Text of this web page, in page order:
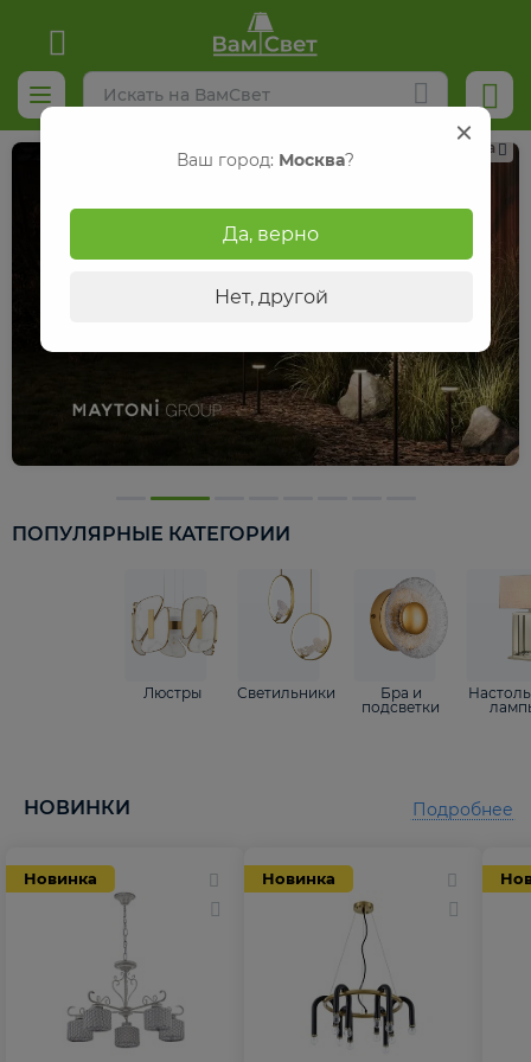
Реклама
ПОПУЛЯРНЫЕ КАТЕГОРИИ
Люстры Светильники
Бра и
подсветки
НОВИНКИ
Новинка Новинка
Подробнее
Ваш город: Москва?
Да, верно
Нет, другой